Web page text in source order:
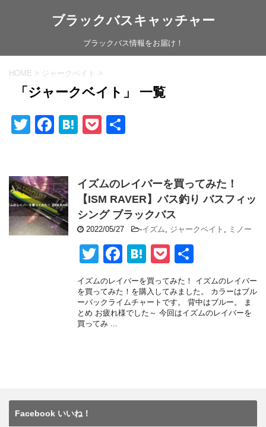
ブラックバスキャッチャー
ブラックバス情報をお届け！
HOME > ジャークベイト >
「ジャークベイト」 一覧
T
er
F
e
b
o
o
H
n
a
P
et
イズムのレイバーを買ってみた！
【ISM RAVER】バス釣り バスフィッ
シング ブラックバス
2022/05/27 -イズム, ジャークベイト , ミノー
T
wi
tt
er
F
a
c
e
H
at
e
n
P
o
ck
et
有
イズムのレイバーを買ってみた！ イズムのレイバー
を買ってみた！を購入してみました。 カラーはブル
ーバックライムチャートです。 背中はブルー。 ま
とめ お疲れ様でした～ 今回はイズムのレイバーを
買ってみ ...
Facebook いいね！